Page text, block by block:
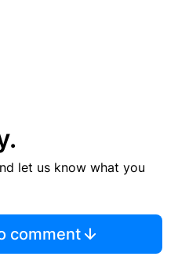
let us know what you
comment